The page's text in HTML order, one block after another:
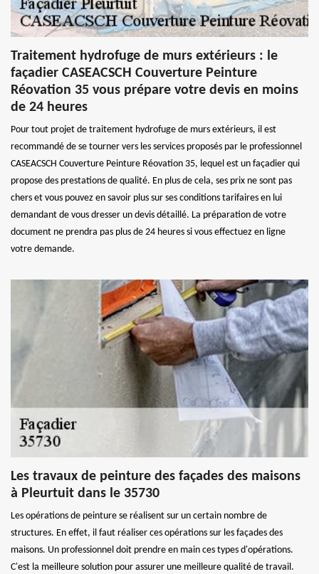
Traitement hydrofuge de murs extérieurs : le
façadier CASEACSCH Couverture Peinture
Réovation 35 vous prépare votre devis en moins
de 24 heures
Pour tout projet de traitement hydrofuge de murs extérieurs, il est
recommandé de se tourner vers les services proposés par le professionnel
CASEACSCH Couverture Peinture Réovation 35, lequel est un façadier qui
propose des prestations de qualité. En plus de cela, ses prix ne sont pas
chers et vous pouvez en savoir plus sur ses conditions tarifaires en lui
demandant de vous dresser un devis détaillé. La préparation de votre
document ne prendra pas plus de 24 heures si vous effectuez en ligne
votre demande.
Les travaux de peinture des façades des maisons
à Pleurtuit dans le 35730
Les opérations de peinture se réalisent sur un certain nombre de
structures. En effet, il faut réaliser ces opérations sur les façades des
maisons. Un professionnel doit prendre en main ces types d'opérations.
C'est la meilleure solution pour assurer une meilleure qualité de travail.